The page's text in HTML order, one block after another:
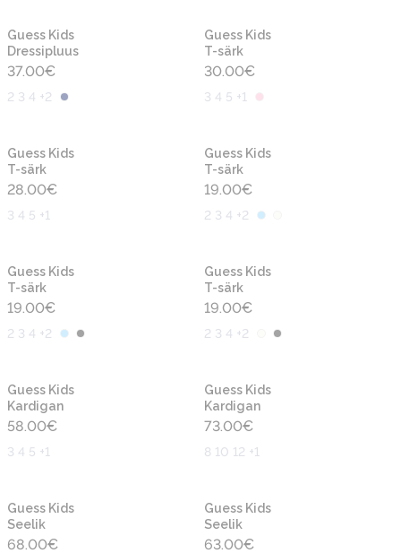
Guess Kids
Dressipluus
37.00€
2 3 4 +2
Guess Kids
T-särk
30.00€
3 4 5 +1
Guess Kids
T-särk
28.00€
3 4 5 +1
Guess Kids
T-särk
19.00€
2 3 4 +2
Guess Kids
T-särk
19.00€
2 3 4 +2
Guess Kids
T-särk
19.00€
2 3 4 +2
Guess Kids
Kardigan
58.00€
3 4 5 +1
Guess Kids
Kardigan
73.00€
8 10 12 +1
Guess Kids
Seelik
68.00€
Guess Kids
Seelik
63.00€